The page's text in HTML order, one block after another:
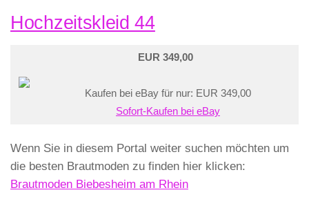
Hochzeitskleid 44
EUR 349,00
Kaufen bei eBay für nur: EUR 349,00
Sofort-Kaufen bei eBay
Wenn Sie in diesem Portal weiter suchen möchten um
die besten Brautmoden zu finden hier klicken:
Brautmoden Biebesheim am Rhein